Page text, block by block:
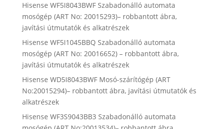
Hisense WF5I8043BWF Szabadonálló automata
mosógép (ART No: 20015293)– robbantott ábra,
javítási útmutatók és alkatrészek
Hisense WF5I1045BBQ Szabadonálló automata
mosógép (ART No: 20016652) – robbantott ábra,
javítási útmutatók és alkatrészek
Hisense WD5I8043BWF Mosó-szárítógép (ART
No:20015294)– robbantott ábra, javítási útmutatók és
alkatrészek
Hisense WF3S9043BB3 Szabadonálló automata